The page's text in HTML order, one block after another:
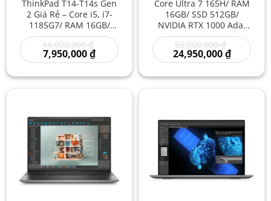
ThinkPad T14-T14s Gen
2 Giá Rẻ – Core i5, i7-
1185G7/ RAM 16GB/
SSD 512GB/ Intel Iris Xe
Graphics/ 14 inch –
Laptop doanh nhân/
Laptop bền bỉ/ Laptop
14,000,000₫
là:
7,950,000₫Giá
hiện
là:
Core Ultra 7 165H/ RAM
16GB/ SSD 512GB/
NVIDIA RTX 1000 Ada/
14 inch – Laptop
Workstation Đồ Họa
Siêu Gọn Hiệu Năng
50,000,000₫
gốc
là:
24,950,000₫Giá
hiện
là: